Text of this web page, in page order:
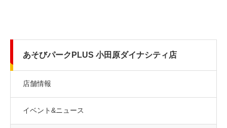
あそびパークPLUS 小田原ダイナシティ店
店舗情報
イベント&ニュース